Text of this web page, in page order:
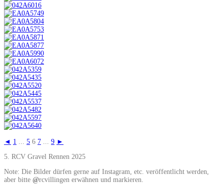
◄ 1 ... 5 6 7 ... 9 ►
5. RCV Gravel Rennen 2025
Note: Die Bilder dürfen gerne auf Instagram, etc. veröffentlicht werden,
aber bitte @rcvillingen erwähnen und markieren.